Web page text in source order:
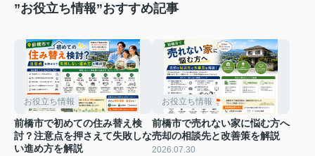
”お役立ち情報”おすすめ記事
お役立ち情報
前橋市で初めての住み替え検
討？注意点を押さえて失敗しな
い進め方を解説
お役立ち情報
前橋市で売れない家に悩む方へ
売却の相談先と改善策を解説
2026.07.30